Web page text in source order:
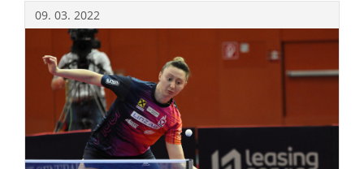
09. 03. 2022